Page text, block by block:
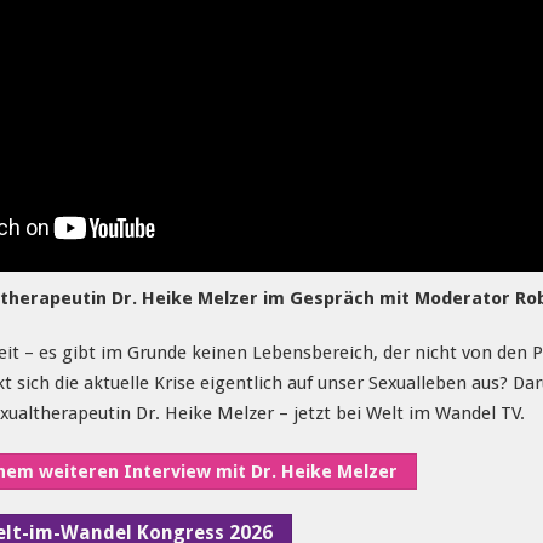
Dr. Heike Melzer im Gespräch mit Moderator
– es gibt im Grunde keinen Lebensbereich, der nicht von den
sich die aktuelle Krise eigentlich auf unser Sexualleben aus?
Dr. Heike Melzer – jetzt bei Welt im Wandel TV.
weiteren Interview mit Dr. Heike Melzer
im-Wandel Kongress 2026